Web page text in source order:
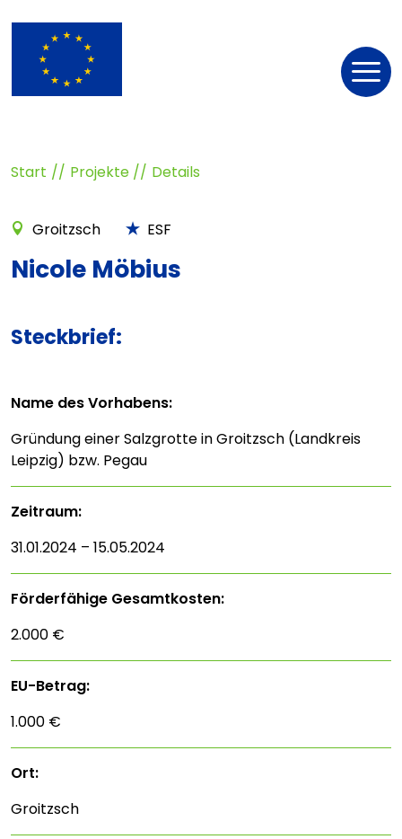
Start Projekte Details
Groitzsch ESF
Nicole Möbius
Steckbrief:
Name des Vorhabens:
Gründung einer Salzgrotte in Groitzsch (Landkreis
Leipzig) bzw. Pegau
Zeitraum:
31.01.2024 – 15.05.2024
Förderfähige Gesamtkosten:
2.000 €
EU-Betrag:
1.000 €
Ort:
Groitzsch